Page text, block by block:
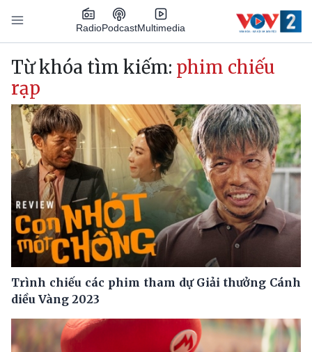
Nhảy đến nội dung
RadioPodcastMultimedia
Main navigation
Từ khóa tìm kiếm: phim chiếu
rạp
Trình chiếu các phim tham dự Giải thưởng Cánh
diều Vàng 2023